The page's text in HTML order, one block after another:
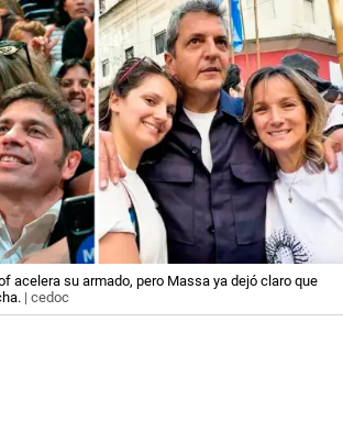
acelera su armado, pero Massa ya dejó claro que
| cedoc